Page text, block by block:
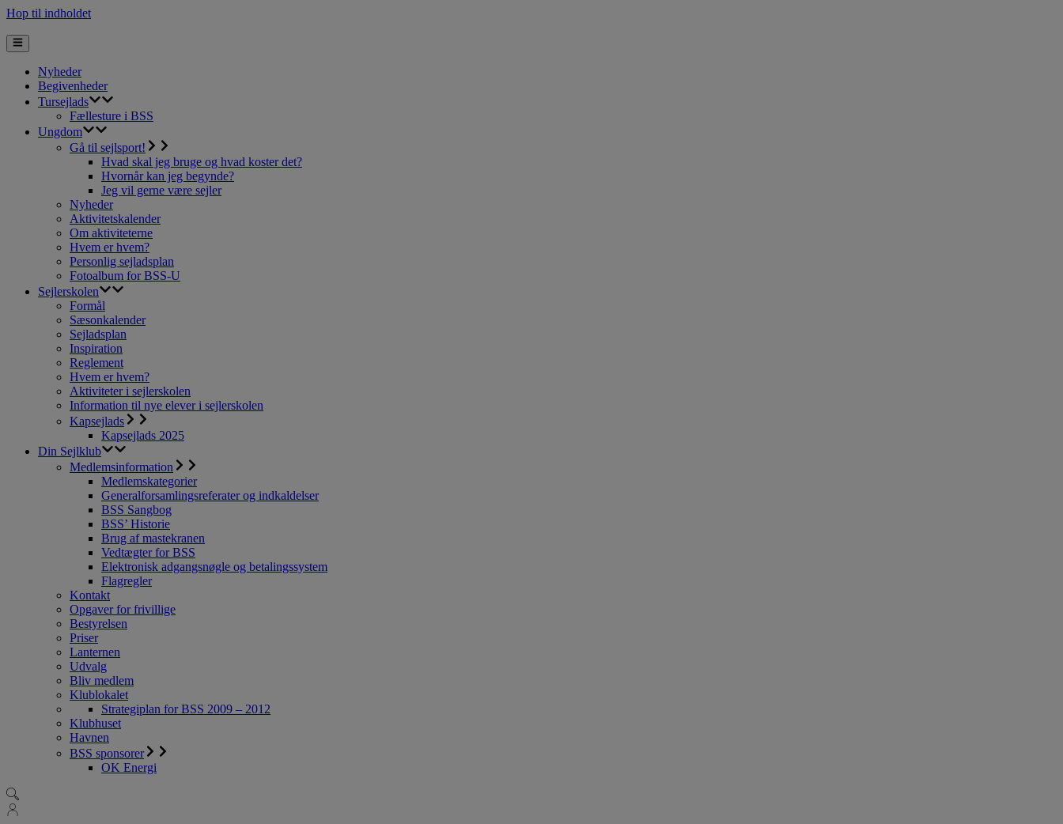
Hop til indholdet
Nyheder
Begivenheder
Tursejlads
Fællesture i BSS
Ungdom
Gå til sejlsport!
Hvad skal jeg bruge og hvad koster det?
Hvornår kan jeg begynde?
Jeg vil gerne være sejler
Nyheder
Aktivitetskalender
Om aktiviteterne
Hvem er hvem?
Personlig sejladsplan
Fotoalbum for BSS-U
Sejlerskolen
Formål
Sæsonkalender
Sejladsplan
Inspiration
Reglement
Hvem er hvem?
Aktiviteter i sejlerskolen
Information til nye elever i sejlerskolen
Kapsejlads
Kapsejlads 2025
Din Sejlklub
Medlemsinformation
Medlemskategorier
Generalforsamlingsreferater og indkaldelser
BSS Sangbog
BSS’ Historie
Brug af mastekranen
Vedtægter for BSS
Elektronisk adgangsnøgle og betalingssystem
Flagregler
Kontakt
Opgaver for frivillige
Bestyrelsen
Priser
Lanternen
Udvalg
Bliv medlem
Klublokalet
Strategiplan for BSS 2009 – 2012
Klubhuset
Havnen
BSS sponsorer
OK Energi